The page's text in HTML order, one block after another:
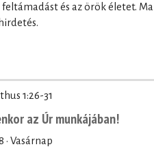
feltámadást és az örök életet.
1:26-31
az Úr munkájában!
· Vasárnap